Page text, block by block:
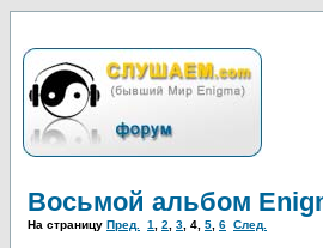
Восьмой альбом
На страницу Пред. 1 2 3 4 5 6 След.